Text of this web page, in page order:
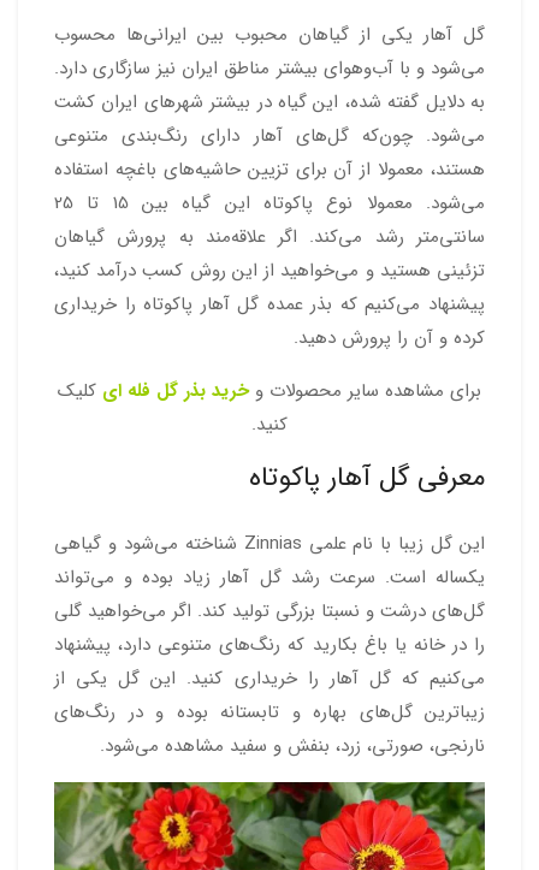
گل آهار یکی از گیاهان محبوب بین ایرانی‌ها محسوب
می‌شود و با آب‌وهوای بیشتر مناطق ایران نیز سازگاری دارد.
به دلایل گفته شده، این گیاه در بیشتر شهرهای ایران کشت
می‌شود. چون‌که گل‌های آهار دارای رنگ‌بندی متنوعی
هستند، معمولا از آن برای تزیین حاشیه‌های باغچه استفاده
می‌شود. معمولا نوع پاکوتاه این گیاه بین 15 تا 25
سانتی‌متر رشد می‌کند. اگر علاقه‌مند به پرورش گیاهان
تزئینی هستید و می‌خواهید از این روش کسب درآمد کنید،
پیشنهاد می‌کنیم که بذر عمده گل آهار پاکوتاه را خریداری
کرده و آن را پرورش دهید.
برای مشاهده سایر محصولات وخرید بذر گل فله ای کلیک
کنید.
معرفی گل آهار پاکوتاه
این گل زیبا با نام علمی Zinnias شناخته می‌شود و گیاهی
یکساله است. سرعت رشد گل آهار زیاد بوده و می‌تواند
گل‌های درشت و نسبتا بزرگی تولید کند. اگر می‌خواهید گلی
را در خانه یا باغ بکارید که رنگ‌های متنوعی دارد، پیشنهاد
می‌کنیم که گل آهار را خریداری کنید. این گل یکی از
زیباترین گل‌های بهاره و تابستانه بوده و در رنگ‌های
نارنجی، صورتی، زرد، بنفش و سفید مشاهده می‌شود.